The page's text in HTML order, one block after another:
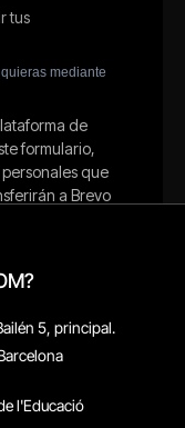
5, principal.
l'Educació